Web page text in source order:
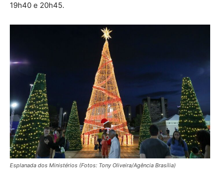
19h40 e 20h45.
Esplanada dos Ministérios (Fotos: Tony Oliveira/Agência Brasília)